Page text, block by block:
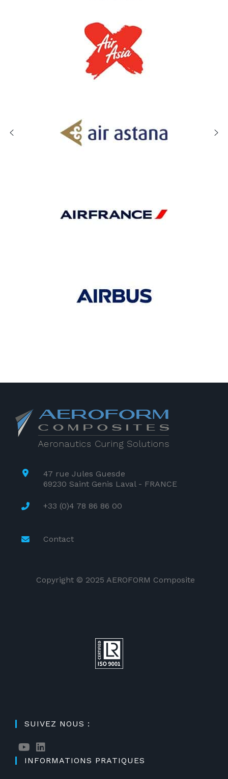
47 rue Jules Guesde
69230 Saint Genis Laval - FRANCE
+33 (0)4 78 86 86 00
Contact
Copyright © 2025 AEROFORM Composite
SUIVEZ NOUS :
S’ouvreS’ouvre
INFORMATIONS PRATIQUES